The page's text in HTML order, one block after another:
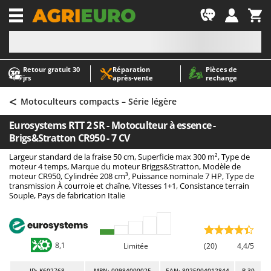
Retour gratuit 30
jrs
Réparation
après‑vente
Pièces de
rechange
-1
A
Abris de jardin
Accessoires pour tracteurs tondeuses autoportés
Aérateurs Scarificateurs pour gazon
Arracheuses de pommes de terre pour tracteur
Aspirateurs - Balais Électriques
Aspirateurs à cendres
Aspirateurs à feuilles sur roues
Aspirateurs Multifonctions
Atomiseurs agricoles pour tracteurs
A
AgriEuro Premium
AgriEuro TOP-LINE
AGT
Aima
Airmec
AL-KO
Alce
Alpina
< Motoculteurs compacts – Série légère
Eurosystems RTT 2 SR - Motoculteur à essence -
Brigs&Stratton CR950 - 7 CV
Largeur standard de la fraise 50 cm, Superficie max 300 m², Type de
moteur 4 temps, Marque du moteur Briggs&Stratton, Modèle de
moteur CR950, Cylindrée 208 cm³, Puissance nominale 7 HP, Type de
transmission À courroie et chaîne, Vitesses 1+1, Consistance terrain
Souple, Pays de fabrication Italie
8,1 Limitée (20) 4,4/5